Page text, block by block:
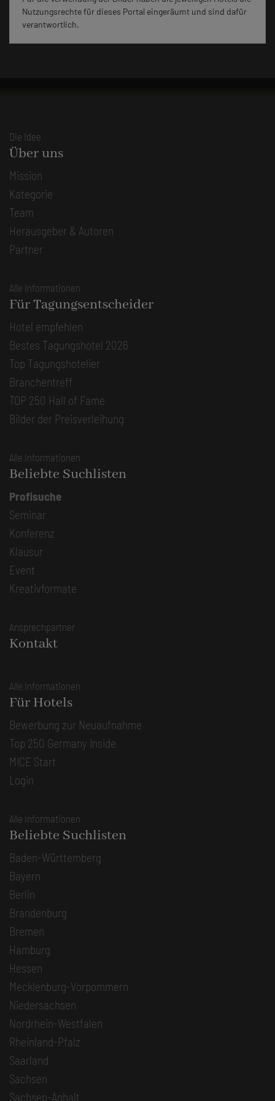
Nutzungsrechte für dieses Portal eingeräumt und sind dafür
verantwortlich.
Die Idee
Über uns
Mission
Kategorie
Team
Herausgeber & Autoren
Partner
Alle Informationen
Für Tagungsentscheider
Hotel empfehlen
Bestes Tagungshotel 2026
Top Tagungshotelier
Branchentreff
TOP 250 Hall of Fame
Bilder der Preisverleihung
Alle Informationen
Beliebte Suchlisten
Profisuche
Seminar
Konferenz
Klausur
Event
Kreativformate
Ansprechpartner
Kontakt
Alle Informationen
Für Hotels
Bewerbung zur Neuaufnahme
Top 250 Germany Inside
MICE Start
Login
Alle Informationen
Beliebte Suchlisten
Baden-Württemberg
Bayern
Berlin
Brandenburg
Bremen
Hamburg
Hessen
Mecklenburg-Vorpommern
Niedersachsen
Nordrhein-Westfalen
Rheinland-Pfalz
Saarland
Sachsen
Sachsen-Anhalt